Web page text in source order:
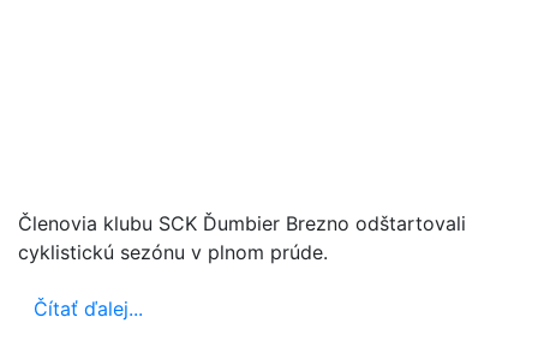
Členovia klubu SCK Ďumbier Brezno odštartovali
cyklistickú sezónu v plnom prúde.
Čítať ďalej...